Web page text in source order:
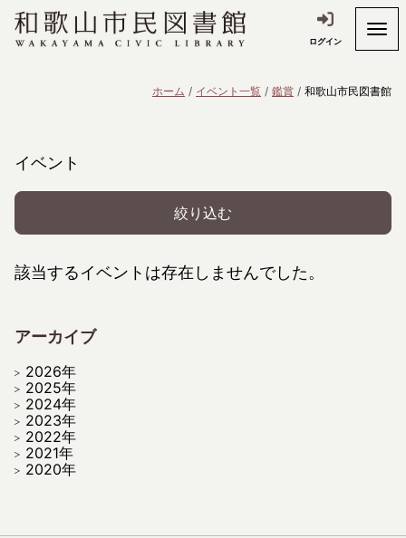
ログイン
ホーム イベント一覧 鑑賞 和歌山市民図書館
イベント
絞り込む
該当するイベントは存在しませんでした。
アーカイブ
2026年
2025年
2024年
2023年
2022年
2021年
2020年